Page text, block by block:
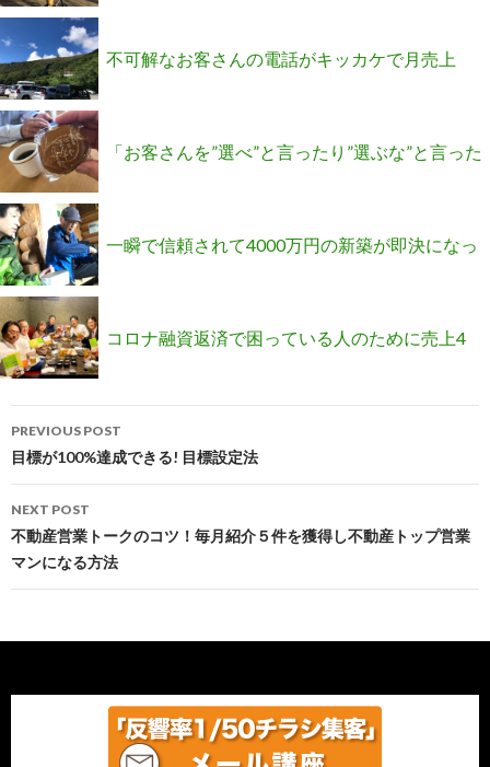
円と聞いてブっ飛びました(;’∀’)
不可解なお客さんの電話がキッカケで月売上
120万円が1000万円になりました
「お客さんを”選べ”と言ったり”選ぶな”と言った
りどっちですか？」という意見をいただきまし
一瞬で信頼されて4000万円の新築が即決になっ
たSさんの話
コロナ融資返済で困っている人のために売上4
Post
navigation
PREVIOUS POST
目標が100%達成できる! 目標設定法
NEXT POST
不動産営業トークのコツ！毎月紹介５件を獲得し不動産トップ営業
マンになる方法